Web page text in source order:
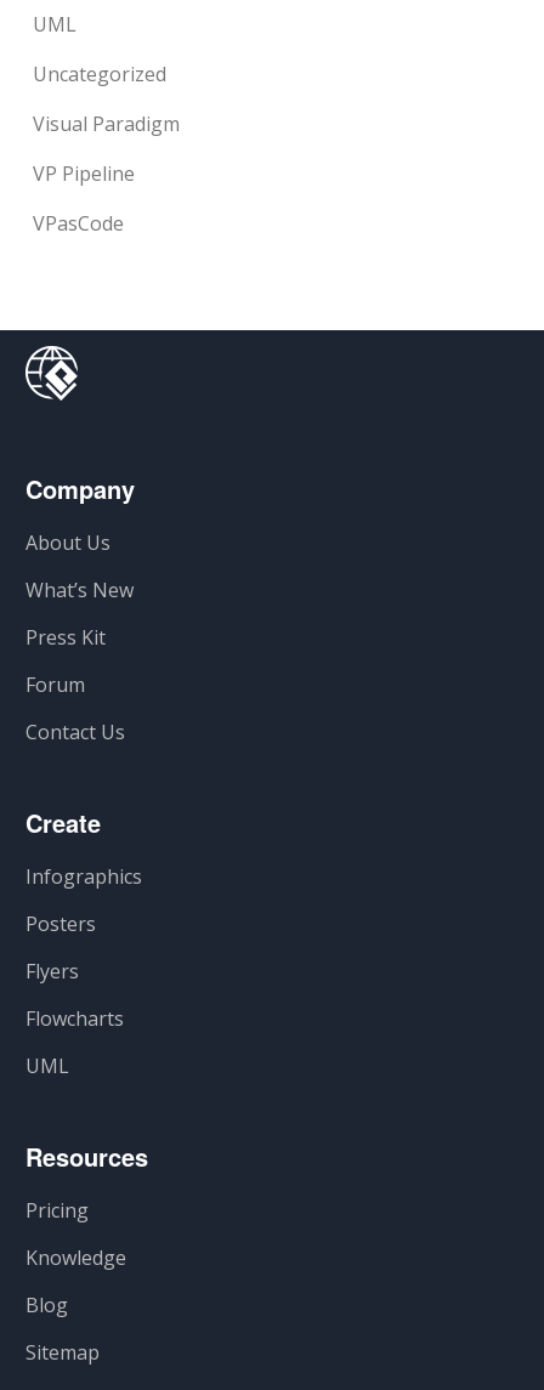
UML
Uncategorized
Visual Paradigm
VP Pipeline
VPasCode
Company
About Us
What’s New
Press Kit
Forum
Contact Us
Create
Infographics
Posters
Flyers
Flowcharts
UML
Resources
Pricing
Knowledge
Blog
Sitemap